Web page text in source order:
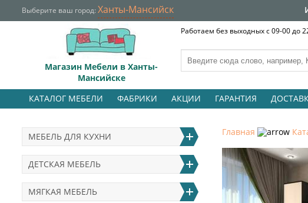
Выберите ваш город: Ханты-Мансийск
Магазин Мебели в Ханты-
Мансийске
Работаем без выходных с 09-00 до
КАТАЛОГ МЕБЕЛИ ФАБРИКИ АКЦИИ ГАРАНТИЯ
Главная
МЕБЕЛЬ ДЛЯ КУХНИ
ДЕТСКАЯ МЕБЕЛЬ
МЯГКАЯ МЕБЕЛЬ